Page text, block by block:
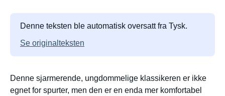
Denne teksten ble automatisk oversatt fra Tysk.
Se originalteksten
Denne sjarmerende, ungdommelige klassikeren er ikke
egnet for spurter, men den er en enda mer komfortabel